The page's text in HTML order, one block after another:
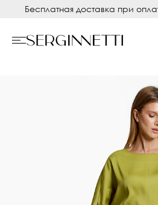
Бесплатная доставка при